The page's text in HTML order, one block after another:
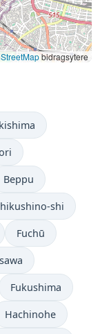
bidragsytere
Beppu
shi
Fuchū
Fukushima
Hachinohe